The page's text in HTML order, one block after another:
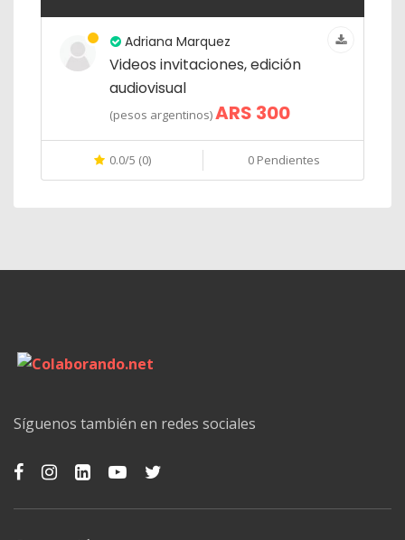
Adriana Marquez
Videos invitaciones, edición
audiovisual
(pesos argentinos)ARS 300
0.0/5 (0) 0 Pendientes
Síguenos también en redes sociales